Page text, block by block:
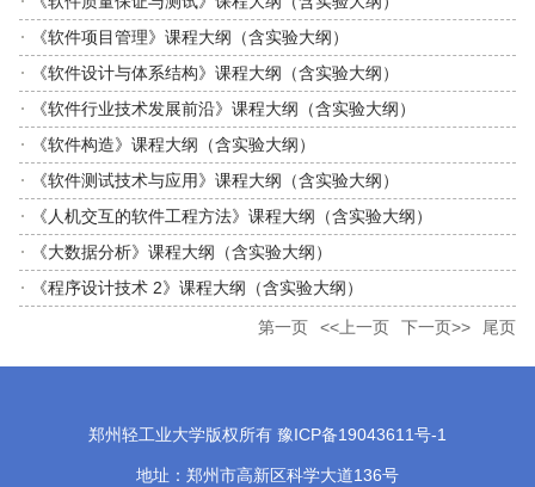
《软件项目管理》课程大纲（含实验大纲）
《软件设计与体系结构》课程大纲（含实验大纲）
《软件行业技术发展前沿》课程大纲（含实验大纲）
《软件构造》课程大纲（含实验大纲）
《软件测试技术与应用》课程大纲（含实验大纲）
《人机交互的软件工程方法》课程大纲（含实验大纲）
《大数据分析》课程大纲（含实验大纲）
《程序设计技术 2》课程大纲（含实验大纲）
第一页 <<上一页 下一页>> 尾页
郑州轻工业大学版权所有 豫ICP备19043611号-1
地址：郑州市高新区科学大道136号